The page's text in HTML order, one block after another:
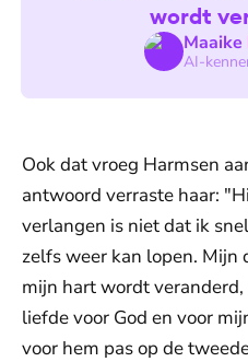
Maaike
AI-
wordt
Ook dat vroeg Harmsen
antwoord verraste haar:
verlangen is niet dat ik
zelfs weer kan lopen. Mijn
mijn hart wordt
liefde voor God en voor
voor hem pas op de